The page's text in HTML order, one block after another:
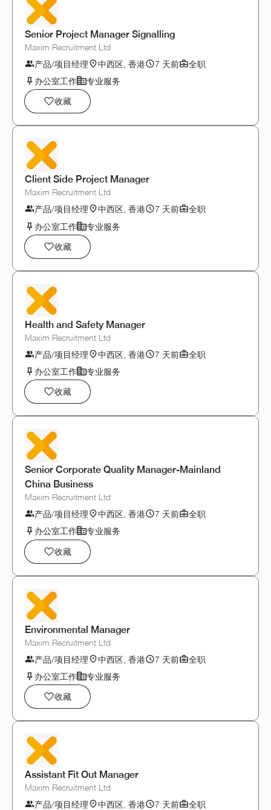
Senior Project Manager Signalling
Maxim Recruitment Ltd
产品/项目经理
中西区, 香港 7 天前
全职
办公室工作
专业服务
收藏
Client Side Project Manager
Maxim Recruitment Ltd
产品/项目经理
中西区, 香港 7 天前
全职
办公室工作
专业服务
收藏
Health and Safety Manager
Maxim Recruitment Ltd
产品/项目经理
中西区, 香港 7 天前
全职
办公室工作
专业服务
收藏
Senior Corporate Quality Manager-Mainland
China Business
Maxim Recruitment Ltd
产品/项目经理
中西区, 香港 7 天前
全职
办公室工作
专业服务
收藏
Environmental Manager
Maxim Recruitment Ltd
产品/项目经理
中西区, 香港 7 天前
全职
办公室工作
专业服务
收藏
Assistant Fit Out Manager
Maxim Recruitment Ltd
产品/项目经理
中西区, 香港 7 天前
全职